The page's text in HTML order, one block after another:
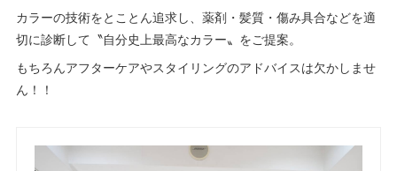
カラーの技術をとことん追求し、薬剤・髪質・傷み具合などを適
切に診断して〝自分史上最高なカラー〟をご提案。
もちろんアフターケアやスタイリングのアドバイスは欠かしませ
ん！！